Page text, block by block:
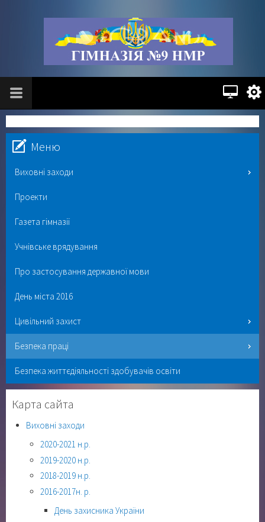
Меню
Виховні заходи
Проекти
Газета гімназії
Учнівське врядування
Про застосування державної мови
День міста 2016
Цивільний захист
Безпека праці
Безпека життєдіяльності здобувачів освіти
Карта сайта
Виховні заходи
2020-2021 н.р.
2019-2020 н.р.
2018-2019 н.р.
2016-2017н. р.
День захисника України